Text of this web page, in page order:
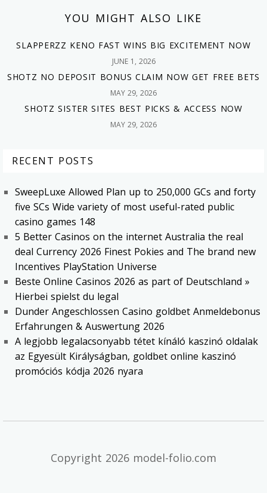
YOU MIGHT ALSO LIKE
SLAPPERZZ KENO FAST WINS BIG EXCITEMENT NOW
JUNE 1, 2026
SHOTZ NO DEPOSIT BONUS CLAIM NOW GET FREE BETS
MAY 29, 2026
SHOTZ SISTER SITES BEST PICKS & ACCESS NOW
MAY 29, 2026
RECENT POSTS
SweepLuxe Allowed Plan up to 250,000 GCs and forty
five SCs Wide variety of most useful-rated public
casino games 148
5 Better Casinos on the internet Australia the real
deal Currency 2026 Finest Pokies and The brand new
Incentives PlayStation Universe
Beste Online Casinos 2026 as part of Deutschland »
Hierbei spielst du legal
Dunder Angeschlossen Casino goldbet Anmeldebonus
Erfahrungen & Auswertung 2026
A legjobb legalacsonyabb tétet kínáló kaszinó oldalak
az Egyesült Királyságban, goldbet online kaszinó
promóciós kódja 2026 nyara
Copyright 2026 model-folio.com